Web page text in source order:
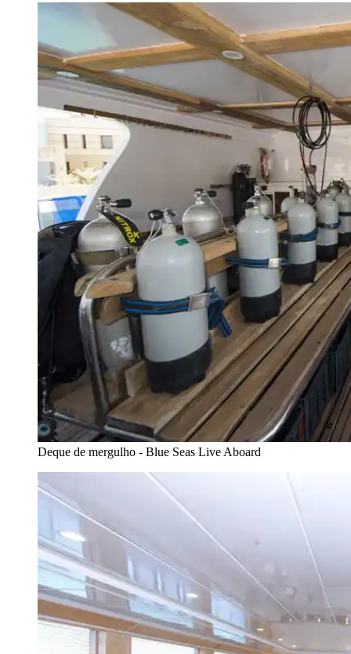
Deque de mergulho - Blue Seas Live Aboard